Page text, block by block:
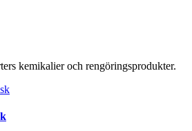
kemikalier och rengöringsprodukter.